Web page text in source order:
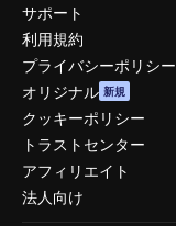
サポート
利用規約
プライバシーポリシー
オリジナル 新規
クッキーポリシー
トラストセンター
アフィリエイト
法人向け